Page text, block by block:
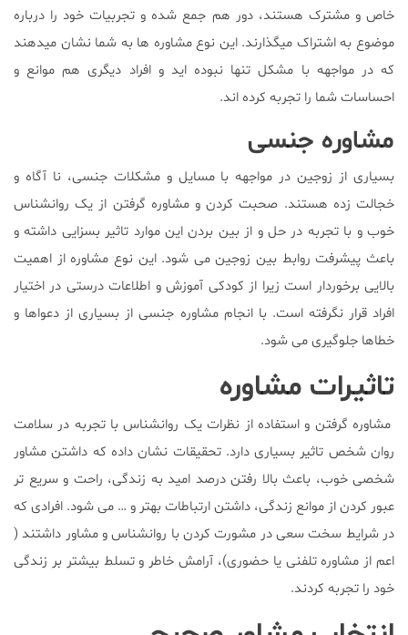
خاص و مشترک هستند، دور هم جمع شده و تجربیات خود را درباره
موضوع به اشتراک میگذارند. این نوع مشاوره ها به شما نشان میدهند
که در مواجهه با مشکل تنها نبوده اید و افراد دیگری هم موانع و
احساسات شما را تجربه کرده اند.
مشاوره جنسی
بسیاری از زوجین در مواجهه با مسايل و مشکلات جنسی، نا آگاه و
خجالت زده هستند. صحبت کردن و مشاوره گرفتن از یک روانشناس
خوب و با تجربه در حل و از بین بردن این موارد تاثیر بسزایی داشته و
باعث پیشرفت روابط بین زوجین می شود. این نوع مشاوره از اهمیت
بالایی برخوردار است زیرا از کودکی آموزش و اطلاعات درستی در اختیار
افراد قرار نگرفته است. با انجام مشاوره جنسی از بسیاری از دعواها و
خطاها جلوگیری می شود.
تاثیرات مشاوره
مشاوره گرفتن و استفاده از نظرات یک روانشناس با تجربه در سلامت
روان شخص تاثیر بسیاری دارد. تحقیقات نشان داده که داشتن مشاور
شخصی خوب، باعث بالا رفتن درصد امید به زندگی، راحت و سریع تر
عبور کردن از موانع زندگی، داشتن ارتباطات بهتر و … می شود. افرادی که
در شرایط سخت سعی در مشورت کردن با روانشناس و مشاور داشتند (
اعم از مشاوره تلفنی یا حضوری)، آرامش خاطر و تسلط بیشتر بر زندگی
خود را تجربه کردند.